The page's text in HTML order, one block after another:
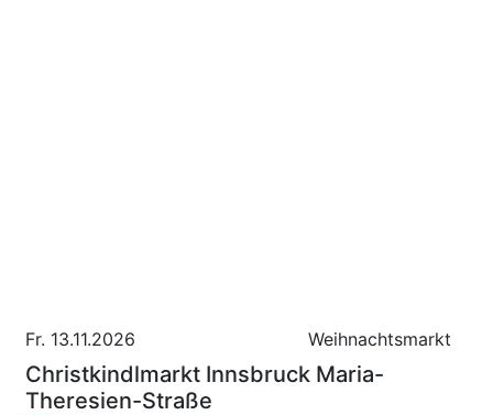
Fr. 13.11.2026 Weihnachtsmarkt
Christkindlmarkt Innsbruck Maria-
Theresien-Straße